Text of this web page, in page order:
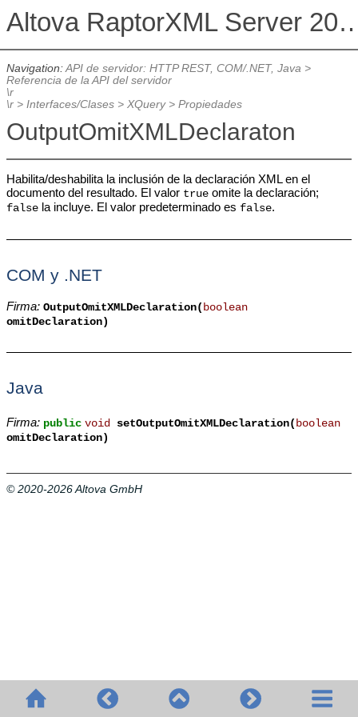
Altova
Navigation:API de servidor: HTTP REST, COM/.NET, Java>
Referencia de la API del servidor
\r
\r> Interfaces/Clases> XQuery> Propiedades
OutputOmitXMLDeclaraton
Habilita/deshabilita la inclusión de la declaración XML en el
documento del resultado. El valor trueomite la declaración;
falsela incluye. El valor predeterminado es false.
COM y .NET
Firma: OutputOmitXMLDeclaration( boolean
omitDeclaration)
Java
Firma: public void setOutputOmitXMLDeclaration( boolean
omitDeclaration)
© 2020-2026 Altova GmbH